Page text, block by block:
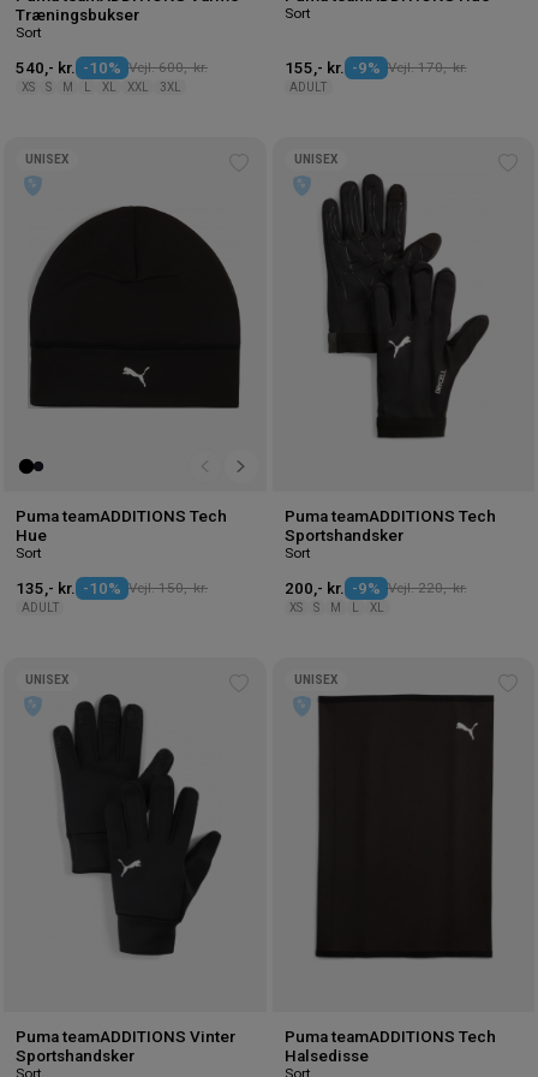
Træningsbukser
Sort
540,- kr. -10% Vejl. 600,- kr.
XS S M XL XXL 3XL
Sort
155,- kr. -9% Vejl. 170,- kr.
ADULT
ønskeliste
UNISEX
Puma teamADDITIONS Tech
Hue
Sort
135,- kr. -10% Vejl. 150,- kr.
ADULT
UNISEX
Puma teamADDITIONS Tech
Sportshandsker
Sort
200,- kr. -9% Vejl. 220,- kr.
XS S M XL
UNISEX
Puma teamADDITIONS Vinter
Sportshandsker
Sort
UNISEX
Puma teamADDITIONS Tech
Halsedisse
Sort